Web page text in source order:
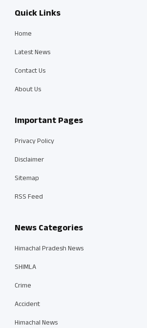
Quick Links
Home
Latest News
Contact Us
About Us
Important Pages
Privacy Policy
Disclaimer
Sitemap
RSS Feed
News Categories
Himachal Pradesh News
SHIMLA
Crime
Accident
Himachal News